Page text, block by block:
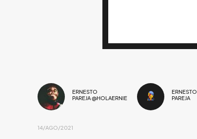
ERNESTO
PAREJA @HOLAERNIE
ERNESTO
PAREJA
14/AGO/2021